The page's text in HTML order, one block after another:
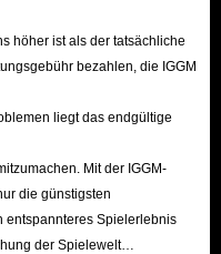
höher ist als der tatsächliche
bezahlen, die IGGM
liegt das endgültige
Mit der IGGM-
die günstigsten
entspannteres Spielerlebnis
der Spielewelt